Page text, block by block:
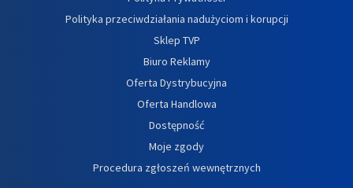
Polityka przeciwdziałania nadużyciom i korupcji
Sklep TVP
Biuro Reklamy
Oferta Dystrybucyjna
Oferta Handlowa
Dostępność
Moje zgody
Procedura zgłoszeń wewnętrznych